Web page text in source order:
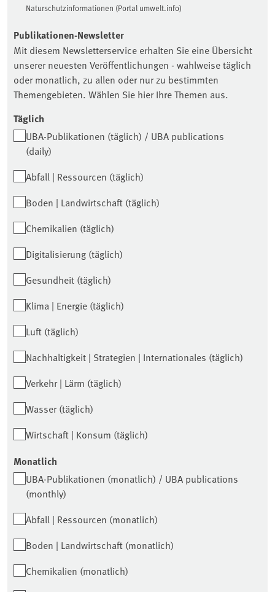
Naturschutzinformationen (Portal umwelt.info)
Publikationen-Newsletter
Mit diesem Newsletterservice erhalten Sie eine Übersicht
unserer neuesten Veröffentlichungen - wahlweise täglich
oder monatlich, zu allen oder nur zu bestimmten
Themengebieten. Wählen Sie hier Ihre Themen aus.
Täglich
UBA-Publikationen (täglich) / UBA publications
(daily)
Abfall | Ressourcen (täglich)
Boden | Landwirtschaft (täglich)
Chemikalien (täglich)
Digitalisierung (täglich)
Gesundheit (täglich)
Klima | Energie (täglich)
Luft (täglich)
Nachhaltigkeit | Strategien | Internationales (täglich)
Verkehr | Lärm (täglich)
Wasser (täglich)
Wirtschaft | Konsum (täglich)
Monatlich
UBA-Publikationen (monatlich) / UBA publications
(monthly)
Abfall | Ressourcen (monatlich)
Boden | Landwirtschaft (monatlich)
Chemikalien (monatlich)